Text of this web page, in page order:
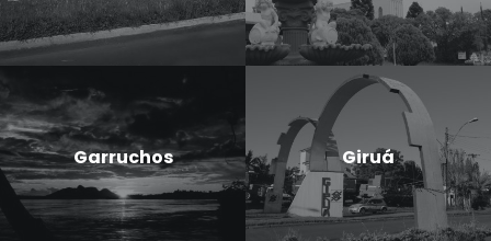
Garruchos Giruá